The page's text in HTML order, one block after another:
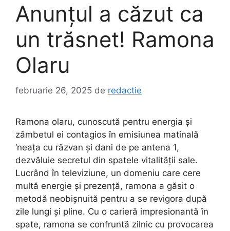
Anunțul a căzut ca
un trăsnet! Ramona
Olaru
februarie 26, 2025 de redactie
Ramona olaru, cunoscută pentru energia și
zâmbetul ei contagios în emisiunea matinală
‘neața cu răzvan și dani de pe antena 1,
dezvăluie secretul din spatele vitalității sale.
Lucrând în televiziune, un domeniu care cere
multă energie și prezență, ramona a găsit o
metodă neobișnuită pentru a se revigora după
zile lungi și pline. Cu o carieră impresionantă în
spate, ramona se confruntă zilnic cu provocarea